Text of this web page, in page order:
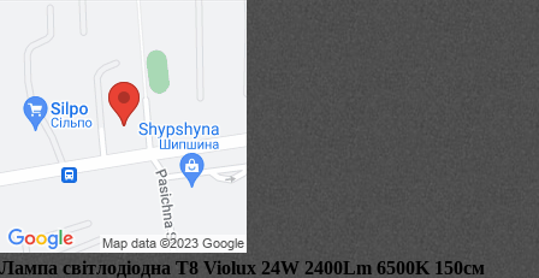
Лампа світлодіодна T8 Violux 24W 2400Lm 6500K 150см